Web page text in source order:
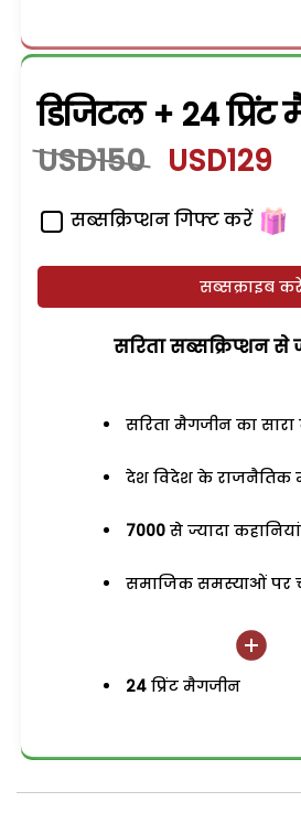
डिजिटल + 24
USD150 USD129
सब्सक्रिप्शन गिफ्ट करें
सब्सक्राइब
सरिता सब्सक्रिप्शन से
सरिता मैगजीन का
देश विदेश के राजनैतिक
7000 से ज्यादा कहानियां
समाजिक समस्याओं पर
24 प्रिंट मैगजीन